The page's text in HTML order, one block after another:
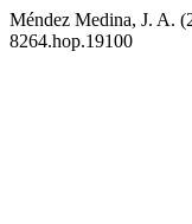
Méndez Medina, J. A.
8264.hop.19100